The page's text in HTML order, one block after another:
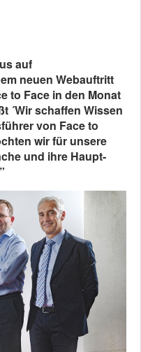
auf
neuen Webauftritt
to Face in den Monat
´Wir schaffen Wissen
von Face to
wir für unsere
und ihre Haupt-